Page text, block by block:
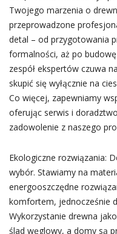
Twojego marzenia o
przeprowadzone
detal – od przygotowania
formalności, aż po
zespół ekspertów czuwa
skupić się wyłącznie na
Co więcej, zapewniamy
oferując serwis i
zadowolenie z naszego
Ekologiczne rozwiązania:
wybór. Stawiamy na
energooszczędne
komfortem, jednocześnie
Wykorzystanie drewna
ślad węglowy, a domy są